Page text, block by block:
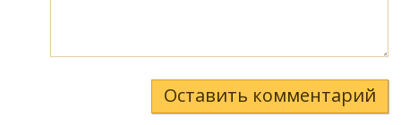
Оставить комментарий